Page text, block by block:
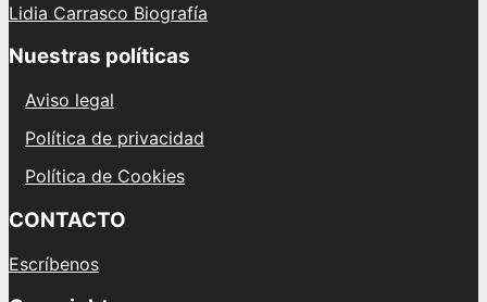
Lidia Carrasco Biografía
Nuestras políticas
Aviso legal
Política de privacidad
Política de Cookies
CONTACTO
Escríbenos